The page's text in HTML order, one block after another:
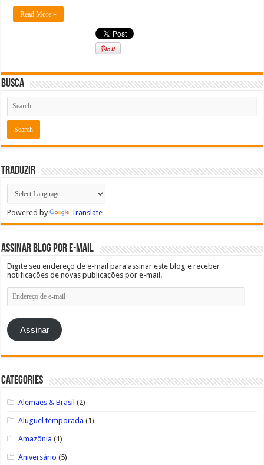
Read More »
Busca
Traduzir
Powered by Translate
Assinar blog por e-mail
Digite seu endereço de e-mail para assinar este blog e receber
notificações de novas publicações por e-mail.
Endereço
de
mail
Assinar
Categories
Alemães & Brasil (2)
Aluguel temporada (1)
Amazônia (1)
Aniversário (5)